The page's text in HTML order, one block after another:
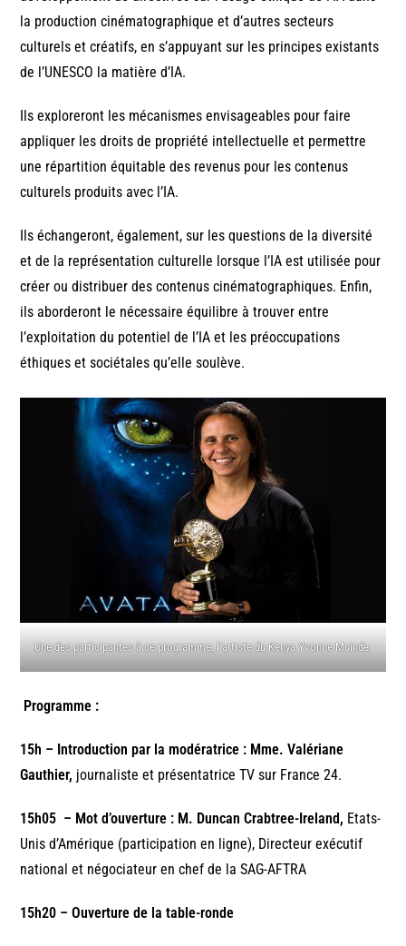
la production cinématographique et d’autres secteurs
culturels et créatifs, en s’appuyant sur les principes existants
de l’UNESCO la matière d’IA.
Ils exploreront les mécanismes envisageables pour faire
appliquer les droits de propriété intellectuelle et permettre
une répartition équitable des revenus pour les contenus
culturels produits avec l’IA.
Ils échangeront, également, sur les questions de la diversité
et de la représentation culturelle lorsque l’IA est utilisée pour
créer ou distribuer des contenus cinématographiques. Enfin,
ils aborderont le nécessaire équilibre à trouver entre
l’exploitation du potentiel de l’IA et les préoccupations
éthiques et sociétales qu’elle soulève.
Une des participantes à ce programme, l’artiste du Kenya Yvonne Muinde.
Programme :
15h – Introduction par la modératrice : Mme. Valériane
Gauthier, journaliste et présentatrice TV sur France 24.
15h05 – Mot d’ouverture : M. Duncan Crabtree-Ireland, Etats-
Unis d’Amérique (participation en ligne), Directeur exécutif
national et négociateur en chef de la SAG-AFTRA
15h20 –Ouverture de la table-ronde